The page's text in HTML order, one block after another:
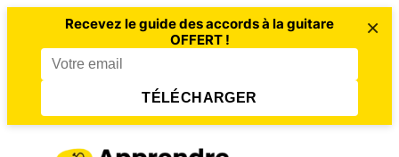
Recevez le guide des accords à la guitare
OFFERT !
TÉLÉCHARGER
×